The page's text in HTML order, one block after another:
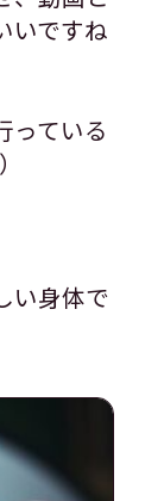
いですね
っている
️
い身体で